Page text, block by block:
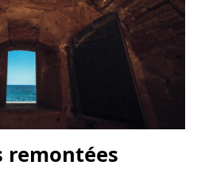
remontées